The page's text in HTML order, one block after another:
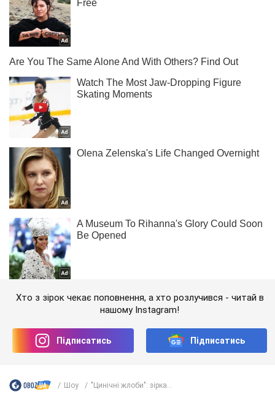
Хто з зірок чекає поповнення, а хто розлучився - читай в
нашому Instagram!
Підписатись Підписатись
Шоу "Цинічні жлоби": зірка...